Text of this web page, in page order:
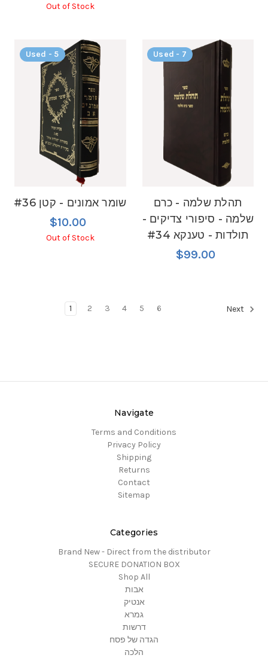
Out of Stock
Used - 5
שומר אמונים - קטן #36
$10.00
Out of Stock
Used - 7
תהלת שלמה - כרם
שלמה - סיפורי צדיקים -
תולדות - טענקא #34
$99.00
1 2 3 4 5 6 Next
Navigate
Terms and Conditions
Privacy Policy
Shipping
Returns
Contact
Sitemap
Categories
Brand New - Direct from the distributor
SECURE DONATION BOX
Shop All
אבות
אנטיק
גמרא
דרשות
הגדה של פסח
הלכה